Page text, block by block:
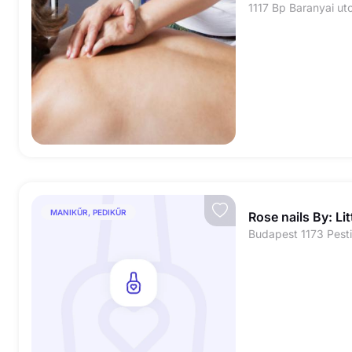
1117 Bp Baranyai
MANIKŰR, PEDIKŰR Rose nails By:
Budapest 1173